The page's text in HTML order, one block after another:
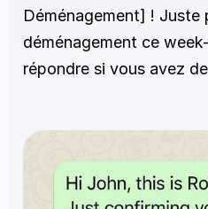
Déménagement] !
déménagement ce
répondre si vous avez